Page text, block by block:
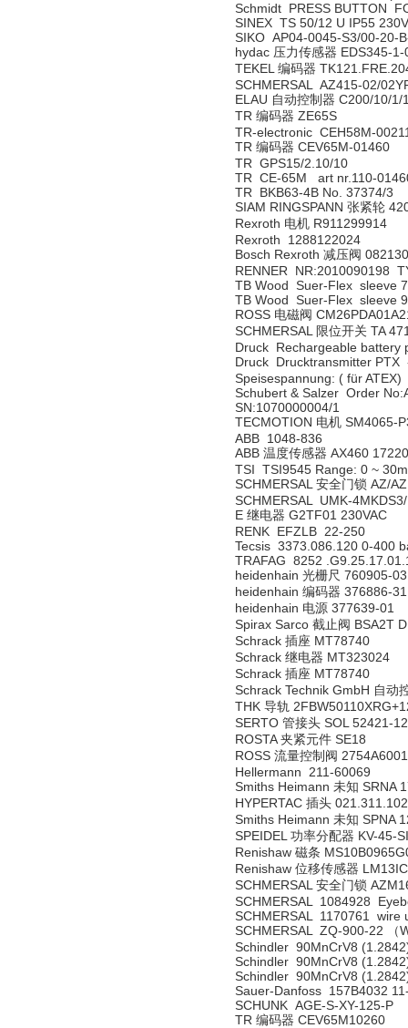
Schmidt PRESS BUTTON
SINEX TS 50/12 U IP55 230V
SIKO AP04-0045-S3/00-20-
hydac 压力传感器 EDS345-
TEKEL 编码器
SCHMERSAL AZ415-02/
ELAU 自动控制器 C200/10/1/
TR 编码器 ZE65S
TR-electronic CEH58M-
TR 编码器 CEV65M-01460
TR GPS15/2.10/10
TR CE-65M art nr.110-
TR BKB63-4B No. 37374/3
SIAM RINGSPANN 张紧轮
Rexroth 电机 R911299914
Rexroth 1288122024
Bosch Rexroth 减压阀
RENNER NR:2010090198
TB Wood Suer-Flex sleeve
TB Wood Suer-Flex sleeve
ROSS 电磁阀
SCHMERSAL 限位开关 TA
Druck Rechargeable battery
Druck Drucktransmitter PTX
Speisespannung: ( für ATEX)
Schubert & Salzer Order
SN:1070000004/1
TECMOTION 电机 SM4065-
ABB 1048-836
ABB 温度传感器 AX460
TSI TSI9545 Range: 0 ~
SCHMERSAL 安全门锁 AZ/
SCHMERSAL UMK-
E 继电器 G2TF01 230VAC
RENK EFZLB 22-250
Tecsis 3373.086.120 0-400
TRAFAG 8252
heidenhain 光栅尺 760905-03
heidenhain 编码器 376886-31
heidenhain 电源 377639-01
Spirax Sarco 截止阀 BSA2T
Schrack 插座 MT78740
Schrack 继电器 MT323024
Schrack 插座 MT78740
Schrack Technik GmbH 自动
THK 导轨
SERTO 管接头 SOL 52421-
ROSTA 夹紧元件 SE18
ROSS 流量控制阀
Hellermann 211-60069
Smiths Heimann 未知 SRNA
HYPERTAC 插头
Smiths Heimann 未知 SPNA
SPEIDEL 功率分配器 KV-45-
Renishaw 磁条
Renishaw 位移传感器
SCHMERSAL 安全门锁
SCHMERSAL 1084928
SCHMERSAL 1170761 wire
SCHMERSAL ZQ-900-22 （
Schindler 90MnCrV8
Schindler 90MnCrV8
Schindler 90MnCrV8
Sauer-Danfoss 157B4032
SCHUNK AGE-S-XY-125-P
TR 编码器 CEV65M10260